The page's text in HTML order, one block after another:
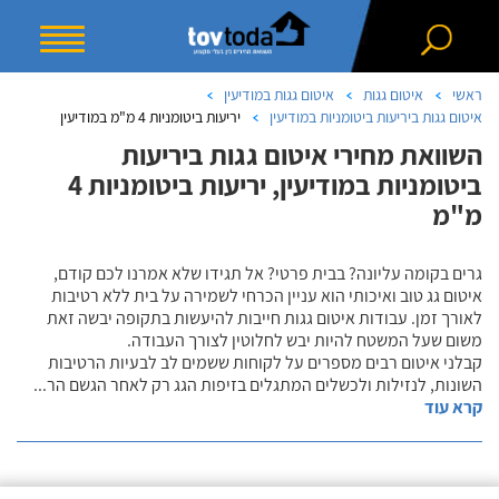
ראשי איטום גגות
איטום גגות במודיעין
איטום גגות ביריעות ביטומניות במודיעין
יריעות ביטומניות 4 מ"מ במודיעין
השוואת מחירי איטום גגות ביריעות
ביטומניות במודיעין, יריעות ביטומניות 4
מ"מ
גרים בקומה עליונה? בבית פרטי? אל תגידו שלא אמרנו לכם קודם,
איטום גג טוב ואיכותי הוא עניין הכרחי לשמירה על בית ללא רטיבות
לאורך זמן. עבודות איטום גגות חייבות להיעשות בתקופה יבשה זאת
משום שעל המשטח להיות יבש לחלוטין לצורך העבודה.
קבלני איטום רבים מספרים על לקוחות ששמים לב לבעיות הרטיבות
השונות, לנזילות ולכשלים המתגלים בזיפות הגג רק לאחר הגשם הר...
קרא עוד